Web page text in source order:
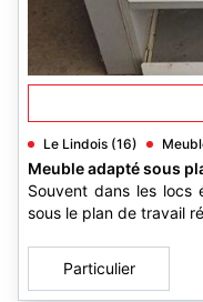
Le Lindois (16)
Meuble adapté sous
Souvent dans les locs
sous le plan de travail
Particulier